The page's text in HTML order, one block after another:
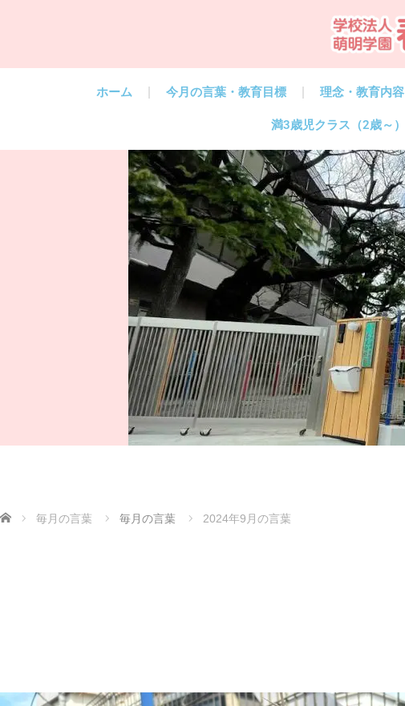
ホーム 今月の言葉・教育目標 理念・教育内容
満3歳児クラス（2歳～）
ホーム 毎月の言葉 毎月の言葉 2024年9月の言葉